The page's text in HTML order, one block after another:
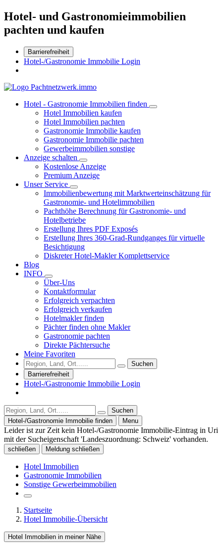
Hotel- und Gastronomieimmobilien
pachten und kaufen
Barrierefreiheit
Hotel-/Gastronomie Immobilie Login
Hotel - Gastronomie Immobilien finden
Hotel Immobilien kaufen
Hotel Immobilien pachten
Gastronomie Immobilie kaufen
Gastronomie Immobilie pachten
Gewerbeimmobilien sonstige
Anzeige schalten
Kostenlose Anzeige
Premium Anzeige
Unser Service
Immobilienbewertung mit Marktwerteinschätzung für
Gastronomie- und Hotelimmobilien
Pachthöhe Berechnung für Gastronomie- und
Hotelbetriebe
Erstellung Ihres PDF Exposés
Erstellung Ihres 360-Grad-Rundganges für virtuelle
Besichtigung
Diskreter Hotel-Makler Komplettservice
Blog
INFO
Über-Uns
Kontaktformular
Erfolgreich verpachten
Erfolgreich verkaufen
Hotelmakler finden
Pächter finden ohne Makler
Gastronomie pachten
Direkte Pächtersuche
Meine Favoriten
Suchen
Barrierefreiheit
Hotel-/Gastronomie Immobilie Login
Suchen
Hotel-/Gastronomie Immobilie finden
Menu
Leider ist zur Zeit kein Hotel-/Gastronomie Immobilie-Eintrag in Uri
mit der Sucheigenschaft 'Landeszuordnung: Schweiz' vorhanden.
schließen Meldung schließen
Hotel Immobilien
Gastronomie Immobilien
Sonstige Gewerbeimmobilien
Startseite
Hotel Immobilie-Übersicht
Hotel Immobilien in meiner Nähe